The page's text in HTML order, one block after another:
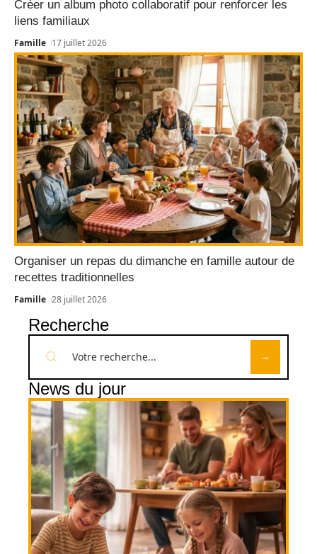
Créer un album photo collaboratif pour renforcer les
liens familiaux
Famille 17 juillet 2026
Organiser un repas du dimanche en famille autour de
recettes traditionnelles
Famille 28 juillet 2026
Recherche
News du jour